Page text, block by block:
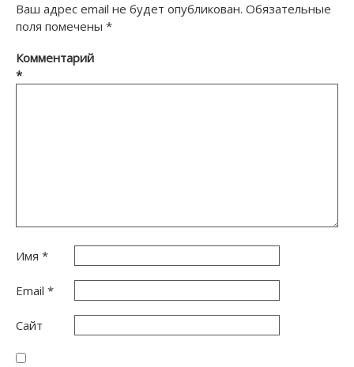
Ваш адрес email не будет опубликован. Обязательные
поля помечены *
Комментарий
*
Имя *
Email *
Сайт